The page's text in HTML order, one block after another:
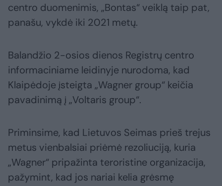
centro duomenimis, „Bontas“ veiklą taip pat,
panašu, vykdė iki 2021 metų.
Balandžio 2-osios dienos Registrų centro
informaciniame leidinyje nurodoma, kad
Klaipėdoje įsteigta „Wagner group“ keičia
pavadinimą į „Voltaris group“.
Priminsime, kad Lietuvos Seimas prieš trejus
metus vienbalsiai priėmė rezoliuciją, kuria
„Wagner“ pripažinta teroristine organizacija,
pažymint, kad jos nariai kelia grėsmę